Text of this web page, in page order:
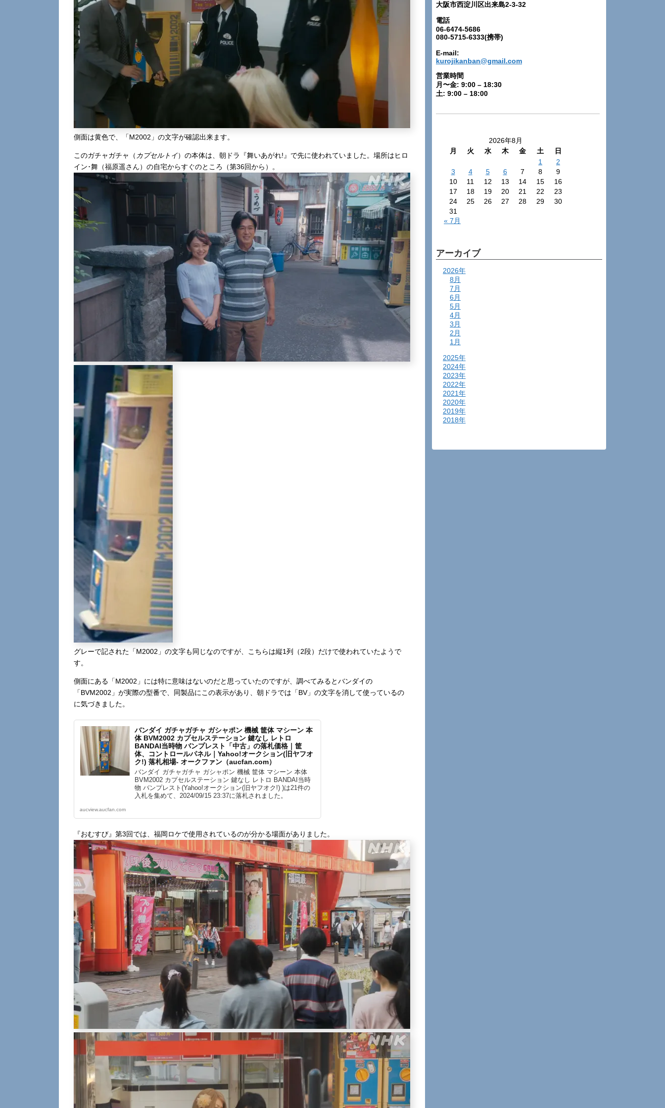
側面は黄色で、「M2002」の文字が確認出来ます。
このガチャガチャ（ カプセルトイ）の本体は、朝ドラ『舞いあがれ!』で先に使われていました。場所はヒロ
イン･舞（福原遥さん）の自宅からすぐのところ（第36回から）。
グレーで記された「M2002」の文字も同じなのですが、こちらは縦1列（2段）だけで使われていたようで
す。
側面にある「M2002」には特に意味はないのだと思っていたのですが、調べてみるとバンダイの
「BVM2002」が実際の型番で、同製品にこの表示があり、朝ドラでは「BV」の文字を消して使っているの
に気づきました。
バンダイ ガチャガチャ ガシャポン 機械 筐体 マシーン 本
体 BVM2002 カプセルステーション 鍵なし レトロ
BANDAI当時物 バンプレスト「中古」の落札価格｜筐
体、コントロールパネル｜Yahoo!オークション(旧ヤフオ
ク!) 落札相場- オークファン（aucfan.com）
バンダイ ガチャガチャ ガシャポン 機械 筐体 マシーン 本体
BVM2002 カプセルステーション 鍵なし レトロ BANDAI当時
物 バンプレスト(Yahoo!オークション(旧ヤフオク!) )は21件の
入札を集めて、2024/09/15 23:37に落札されました。
aucview.aucfan.com
『おむすび』第3回では、福岡ロケで使用されているのが分かる場面がありました。
大阪市西淀川区出来島2-3-32
電話
06-6474-5686
080-5715-6333(携帯)
E-mail:
kurojikanban@gmail.com
営業時間
月〜金: 9:00 – 18:30
土: 9:00 – 18:00
2026年8月
月
火 水 木 金 土
日
1
2
3
4 5 6 7 8
9
10
11 12 13 14 15
16
17
18 19 20 21 22
23
24
25 26 27 28 29
30
31
« 7月
アーカイブ
2026年
8月
7月
6月
5月
4月
3月
2月
1月
2025年
2024年
2023年
2022年
2021年
2020年
2019年
2018年